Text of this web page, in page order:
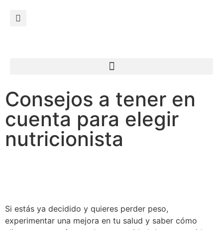
Consejos a tener en
cuenta para elegir
nutricionista
Si estás ya decidido y quieres perder peso,
experimentar una mejora en tu salud y saber cómo